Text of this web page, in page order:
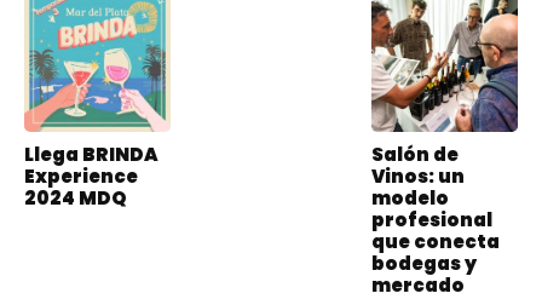
Llega BRINDA
Experience
2024 MDQ
Salón de
Vinos: un
modelo
profesional
que conecta
bodegas y
mercado